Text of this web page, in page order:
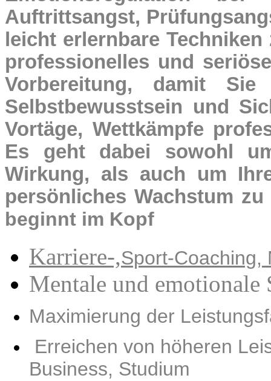
Auftrittsangst,
leicht erlernbare
professionelles und
Vorbereitung, damit Sie
Selbstbewusstsein und
Vortäge, Wettkämpfe
Es geht dabei sowohl
Wirkung, als auch um
persönliches Wachstum
beginnt im Kopf
Karriere-,Sport-Coaching,
Mentale und emotionale
Maximierung der
Erreichen von höheren
Business, Studium